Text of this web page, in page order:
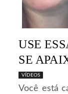
USE
SE
VÍDEOS
Você está